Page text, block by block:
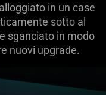
in un case
sotto al
sganciato in modo
nuovi upgrade.